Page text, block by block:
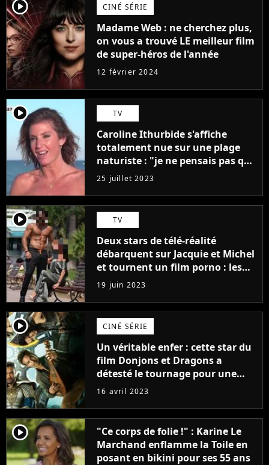
player2 CINÉ SÉRIE
Madame Web : ne cherchez plus,
on vous a trouvé LE meilleur film
de super-héros de l'année
12 février 2024
player2 TV
Caroline Ithurbide s'affiche
totalement nue sur une plage
naturiste : "je ne pensais pas que
j'arriverais à le faire..."
25 juillet 2023
player2 TV
Deux stars de télé-réalité
débarquent sur Jacquie et Michel
et tournent un film porno : les
premières images du tournage
(exclu)
19 juin 2023
player2 CINÉ SÉRIE
Un véritable enfer : cette star du
film Donjons et Dragons a
détesté le tournage pour une
raison très spéciale
16 avril 2023
player2
"Ce corps de folie !" : Karine Le
Marchand enflamme la Toile en
posant en bikini pour ses 55 ans